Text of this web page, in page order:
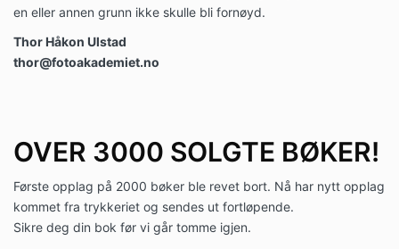
en eller annen grunn ikke skulle bli fornøyd.
Thor Håkon Ulstad
thor@fotoakademiet.no
OVER 3000 SOLGTE BØKER!
Første opplag på 2000 bøker ble revet bort. Nå har nytt opplag
kommet fra trykkeriet og sendes ut fortløpende.
Sikre deg din bok før vi går tomme igjen.